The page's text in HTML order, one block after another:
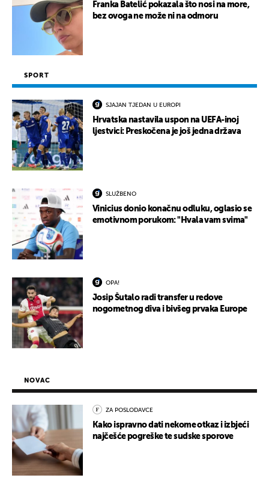
Franka Batelić pokazala što nosi na more,
bez ovoga ne može ni na odmoru
SPORT
SJAJAN TJEDAN U EUROPI
Hrvatska nastavila uspon na UEFA-inoj
ljestvici: Preskočena je još jedna država
SLUŽBENO
Vinicius donio konačnu odluku, oglasio se
emotivnom porukom: "Hvala vam svima"
OPA!
Josip Šutalo radi transfer u redove
nogometnog diva i bivšeg prvaka Europe
NOVAC
ZA POSLODAVCE
Kako ispravno dati nekome otkaz i izbjeći
najčešće pogreške te sudske sporove